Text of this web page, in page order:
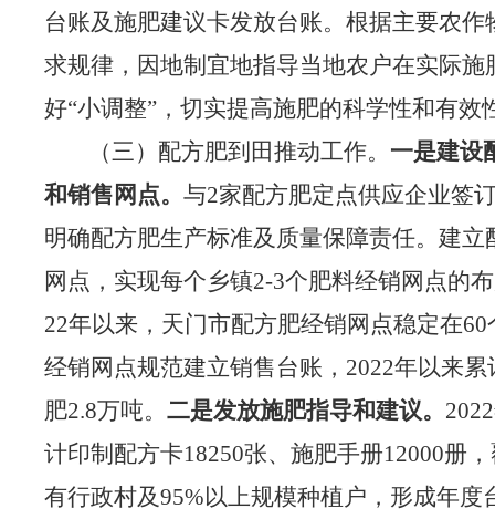
台账及施肥建议卡发放台账。根据主要农作
求规律，因地制宜地指导当地农户在实际施
好“小调整”，切实提高施肥的科学性和有效
（三）配方肥到田推动工作。 一是建设
和销售网点。 与2家配方肥定点供应企业签
明确配方肥生产标准及质量保障责任。 建立
网点 ，实现每个乡镇2-3个肥料经销网点的
22年以来， 天门市配方肥经销网点稳定在60
经销网点规范建立销售台账， 2022年以来累
肥2.8万吨。 二是发放施肥指导和建议。 2022
计印制配方卡18250张、 施肥手册12000册
有行政村及95%以上规模种植户，形成年度